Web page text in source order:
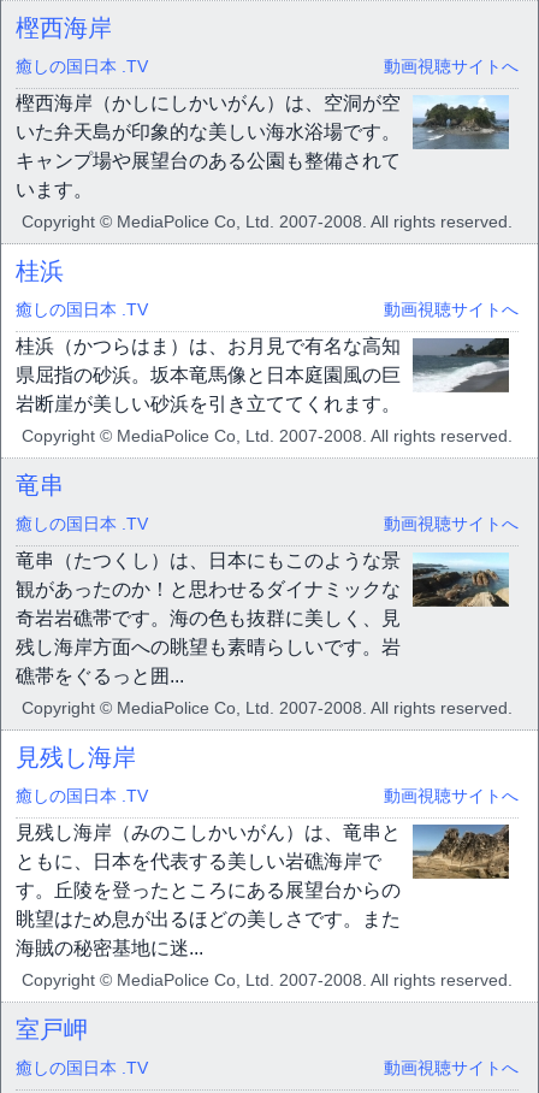
樫西海岸
癒しの国日本 .TV 動画視聴サイトへ
樫西海岸（かしにしかいがん）は、空洞が空
いた弁天島が印象的な美しい海水浴場です。
キャンプ場や展望台のある公園も整備されて
います。
Copyright © MediaPolice Co, Ltd. 2007-2008. All rights reserved.
桂浜
癒しの国日本 .TV 動画視聴サイトへ
桂浜（かつらはま）は、お月見で有名な高知
県屈指の砂浜。坂本竜馬像と日本庭園風の巨
岩断崖が美しい砂浜を引き立ててくれます。
Copyright © MediaPolice Co, Ltd. 2007-2008. All rights reserved.
竜串
癒しの国日本 .TV 動画視聴サイトへ
竜串（たつくし）は、日本にもこのような景
観があったのか！と思わせるダイナミックな
奇岩岩礁帯です。海の色も抜群に美しく、見
残し海岸方面への眺望も素晴らしいです。岩
礁帯をぐるっと囲...
Copyright © MediaPolice Co, Ltd. 2007-2008. All rights reserved.
見残し海岸
癒しの国日本 .TV 動画視聴サイトへ
見残し海岸（みのこしかいがん）は、竜串と
ともに、日本を代表する美しい岩礁海岸で
す。丘陵を登ったところにある展望台からの
眺望はため息が出るほどの美しさです。また
海賊の秘密基地に迷...
Copyright © MediaPolice Co, Ltd. 2007-2008. All rights reserved.
室戸岬
癒しの国日本 .TV 動画視聴サイトへ